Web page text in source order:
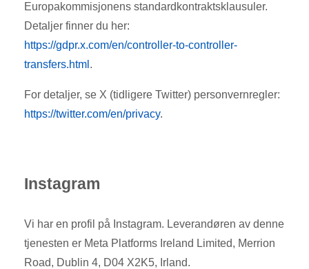
Europakommisjonens standardkontraktsklausuler.
Detaljer finner du her:
https://gdpr.x.com/en/controller-to-controller-
transfers.html .
For detaljer, se X (tidligere Twitter) personvernregler:
https://twitter.com/en/privacy.
Instagram
Vi har en profil på Instagram. Leverandøren av denne
tjenesten er Meta Platforms Ireland Limited, Merrion
Road, Dublin 4, D04 X2K5, Irland.